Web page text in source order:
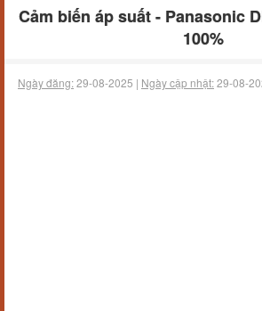
Cảm biến áp suất - Panasonic
100%
Ngày đăng:29-08-2025 | Ngày cập nhật:29-08-